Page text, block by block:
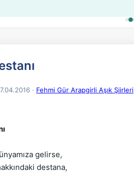
· Fehmi Gür Arapgirli Aşık Şiirleri
gelirse,
destana,